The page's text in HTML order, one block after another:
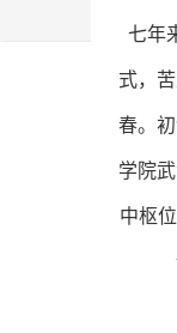
七年
式，
春。
学院
中枢